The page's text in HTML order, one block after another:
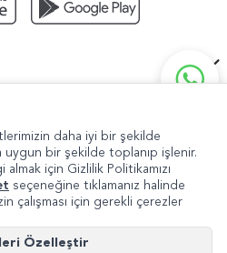
2022 Güven Sanat
daha iyi bir şekilde
uygun bir şekilde toplanıp işlenir.
için Gizlilik Politikamızı
seçeneğine tıklamanız halinde
çalışması için gerekli çerezler
Özelleştir